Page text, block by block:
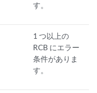
す。
1 つ以上の
RCB にエラー
条件がありま
す。